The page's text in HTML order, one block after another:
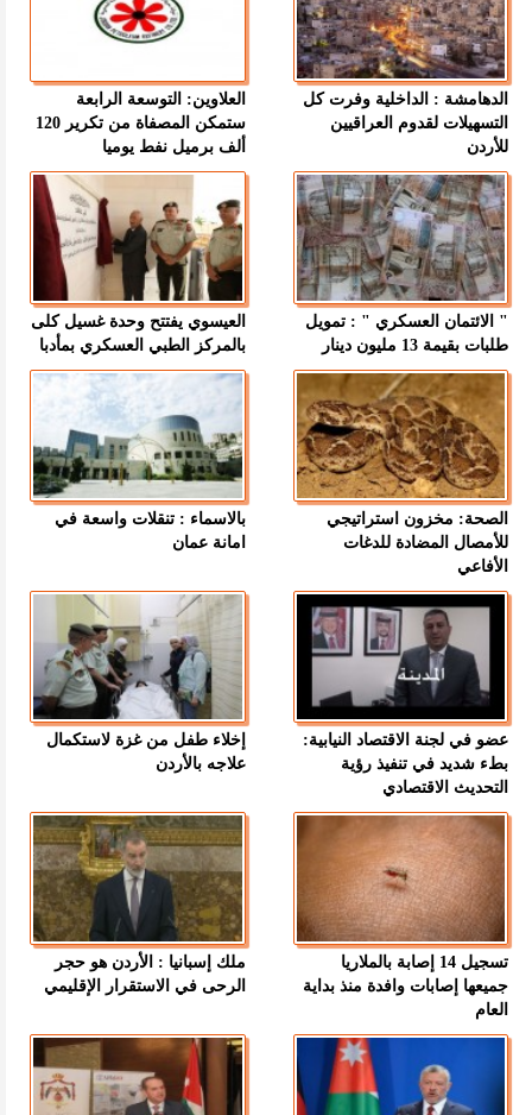
الدهامشة : الداخلية وفرت كل
التسهيلات لقدوم العراقيين
للأردن
العلاوين: التوسعة الرابعة
ستمكن المصفاة من تكرير 120
ألف برميل نفط يوميا
" الائتمان العسكري " : تمويل
طلبات بقيمة 13 مليون دينار
العيسوي يفتتح وحدة غسيل كلى
بالمركز الطبي العسكري بمأدبا
الصحة: مخزون استراتيجي
للأمصال المضادة للدغات
الأفاعي
بالاسماء : تنقلات واسعة في
امانة عمان
عضو في لجنة الاقتصاد النيابية:
بطء شديد في تنفيذ رؤية
التحديث الاقتصادي
إخلاء طفل من غزة لاستكمال
علاجه بالأردن
تسجيل 14 إصابة بالملاريا
جميعها إصابات وافدة منذ بداية
العام
ملك إسبانيا : الأردن هو حجر
الرحى في الاستقرار الإقليمي